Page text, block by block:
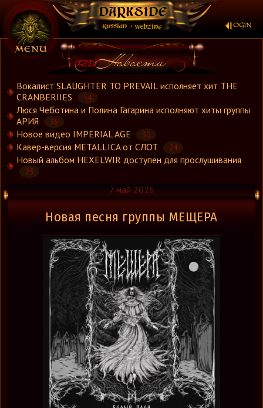
×
Новости.Рус
Видео
Концерты
Группы
Рецензии
Интервью
Стили
Графика
Форум
Ссылки
Контакты
Вокалист SLAUGHTER TO PREVAIL исполняет хит THE
CRANBERIIES
54
Люся Чеботина и Полина Гагарина исполняют хиты группы
АРИЯ
36
Новое видео IMPERIAL AGE 30
Кавер-версия METALLICA от СЛОТ 24
Новый альбом HEXELWIR доступен для прослушивания
23
7 май 2026
Новая песня группы МЕЩЕРА